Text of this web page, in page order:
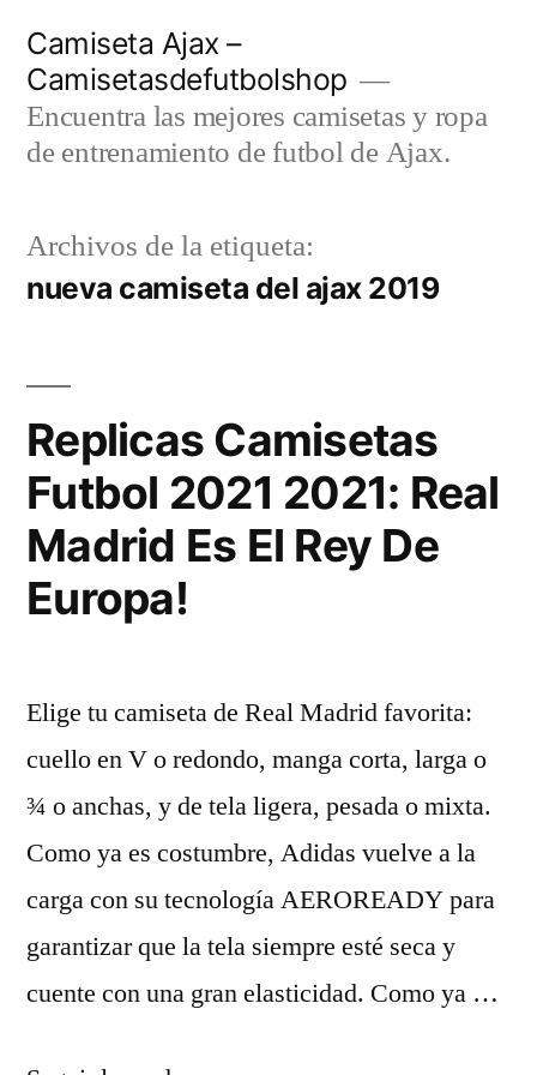
contenido
Camiseta Ajax –
Camisetasdefutbolshop
Encuentra las mejores camisetas y ropa
de entrenamiento de futbol de Ajax.
Archivos de la etiqueta:
nueva camiseta del ajax 2019
Replicas Camisetas
Futbol 2021 2021: Real
Madrid Es El Rey De
Europa!
Elige tu camiseta de Real Madrid favorita:
cuello en V o redondo, manga corta, larga o
¾ o anchas, y de tela ligera, pesada o mixta.
Como ya es costumbre, Adidas vuelve a la
carga con su tecnología AEROREADY para
garantizar que la tela siempre esté seca y
cuente con una gran elasticidad. Como ya …